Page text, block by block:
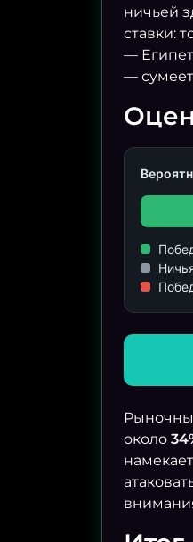
ничьей
ставки:
—
—
около